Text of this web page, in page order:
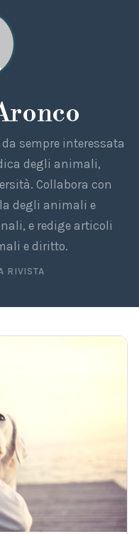
sempre interessata
degli animali,
Collabora con
degli animali e
e redige articoli
e diritto.
RIVISTA